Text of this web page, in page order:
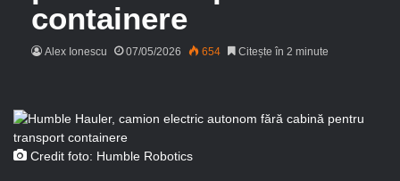
containere
Alex Ionescu 07/05/2026 654 Citește în 2 minute
Credit foto: Humble Robotics